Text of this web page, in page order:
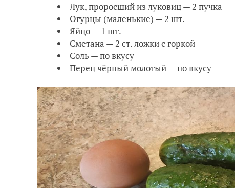
Лук, проросший из луковиц — 2 пучка
Огурцы (маленькие) — 2 шт.
Яйцо — 1 шт.
Сметана — 2 ст. ложки с горкой
Соль — по вкусу
Перец чёрный молотый — по вкусу